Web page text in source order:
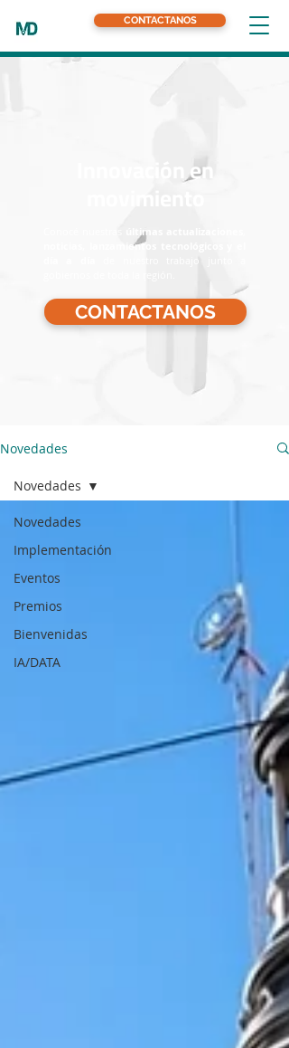
CONTACTANOS
Innovación en
últimas actualizaciones
noticias, lanzamientos tecnológicos y el
de nuestro trabajo junto a
CONTACTANOS
Novedades
Novedades
Implementación
Eventos
Premios
Bienvenidas
IA/DATA
Novedades